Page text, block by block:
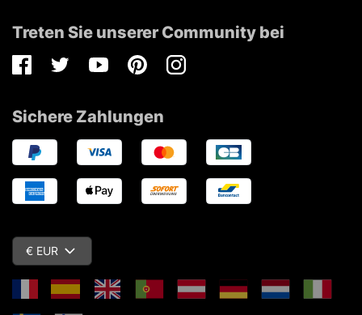
Treten Sie unserer Community bei
FacebookTwitterYoutubePinterestInstagram
Sichere Zahlungen
€ EUR